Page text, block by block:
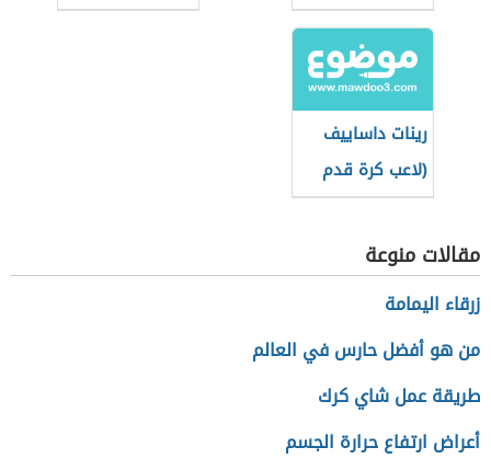
إسباني)
كرة قدم تشيكي)
رينات داساييف
(لاعب كرة قدم
روسي)
مقالات منوعة
زرقاء اليمامة
من هو أفضل حارس في العالم
طريقة عمل شاي كرك
أعراض ارتفاع حرارة الجسم